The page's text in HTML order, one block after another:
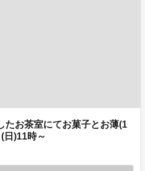
たお茶室にてお菓子とお薄(1
)11時～